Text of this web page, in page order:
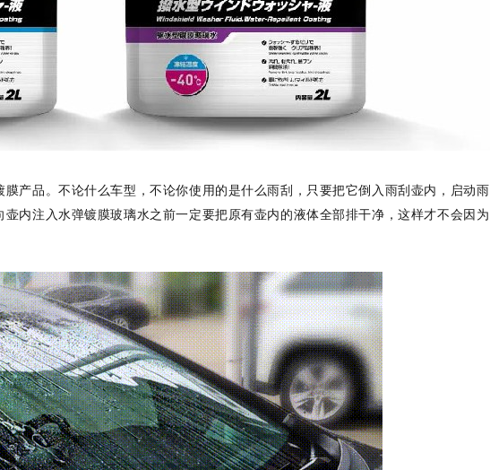
膜产品。不论什么车型，不论你使用的是什么雨刮，只要把它倒入雨刮壶内，启动雨
内注入水弹镀膜玻璃水之前一定要把原有壶内的液体全部排干净，这样才不会因为